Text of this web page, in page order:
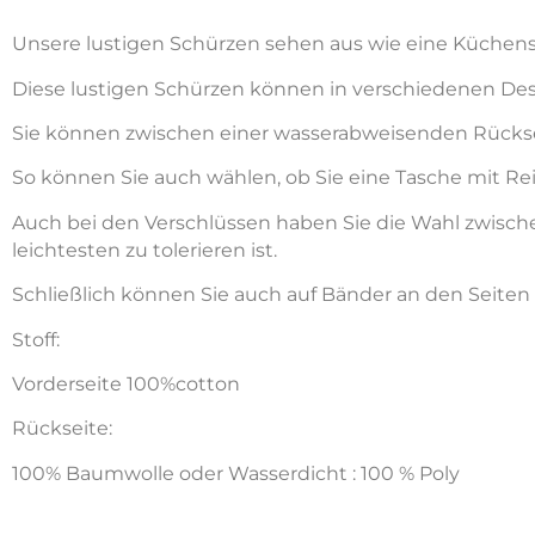
Unsere lustigen Schürzen sehen aus wie eine
Diese lustigen Schürzen können in verschiedenen
Sie können zwischen einer wasserabweisenden
So können Sie auch wählen, ob Sie eine Tasche mit
Auch bei den Verschlüssen haben Sie die Wahl
leichtesten zu tolerieren ist.
Schließlich können Sie auch auf Bänder an den
Stoff:
Vorderseite 100%cotton
Rückseite:
100% Baumwolle oder Wasserdicht : 100 % Poly